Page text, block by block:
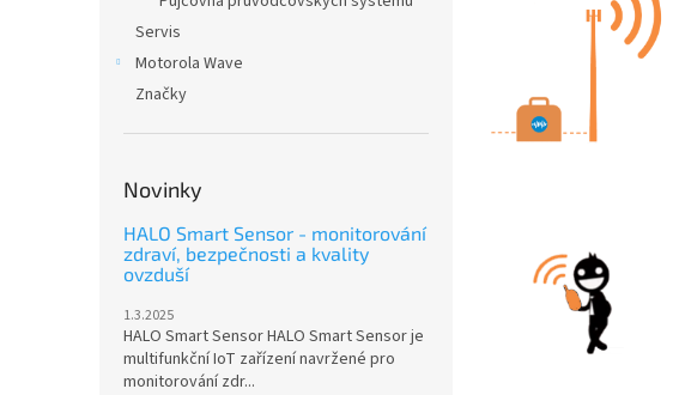
Servis
Motorola Wave
Značky
Novinky
HALO Smart Sensor - monitorování
zdraví, bezpečnosti a kvality
ovzduší
1.3.2025
HALO Smart Sensor HALO Smart Sensor je
multifunkční IoT zařízení navržené pro
monitorování zdr...